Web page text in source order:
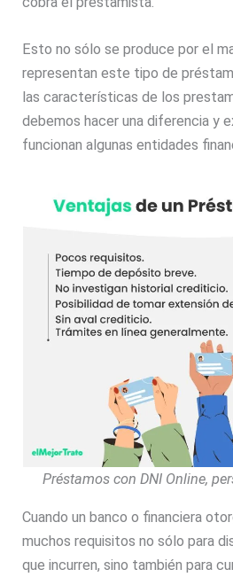
Esto no sólo se produce por el
representan este tipo de
las características de los
debemos hacer una diferencia y
funcionan algunas entidades
Préstamos con DNI Online,
Cuando un banco o financiera
muchos requisitos no sólo para
que incurren, sino también para